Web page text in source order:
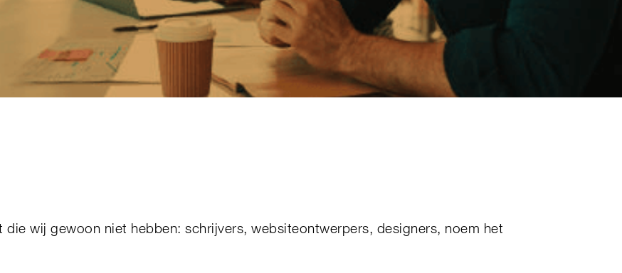
die wij gewoon niet hebben: schrijvers, websiteontwerpers, designers, noem het